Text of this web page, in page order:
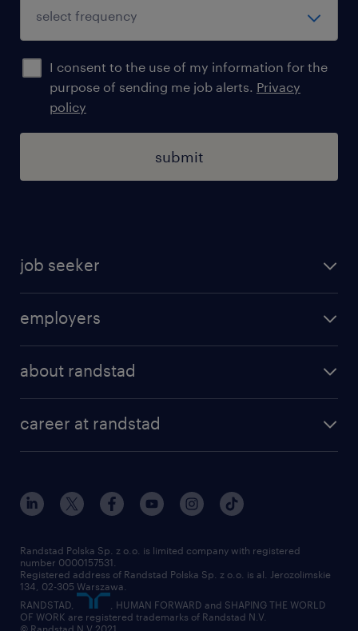
I consent to the use of my information for the
purpose of sending me job alerts. Privacy
policy
submit
job seeker
areas of expertise
work for Amazon
employers
about randstad
for suppliers
career at randstad
our world
work at randstad
submit your CV
Randstad Polska Sp. z o.o. is limited company with registered
number 0000157531.
Registered address of Randstad Polska Sp. z o.o. is al. Jerozolimskie
134, 02-305 Warszawa.
RANDSTAD,
, HUMAN FORWARD and SHAPING THE WORLD
OF WORK are registered trademarks of Randstad N.V.
© Randstad N.V 2021